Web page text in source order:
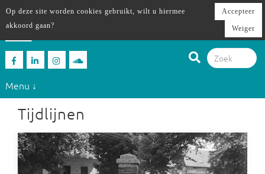
Menu ↓
Tijdlijnen
Op deze site worden cookies gebruikt, wilt u hiermee
akkoord gaan?
Accepteer
Weiger